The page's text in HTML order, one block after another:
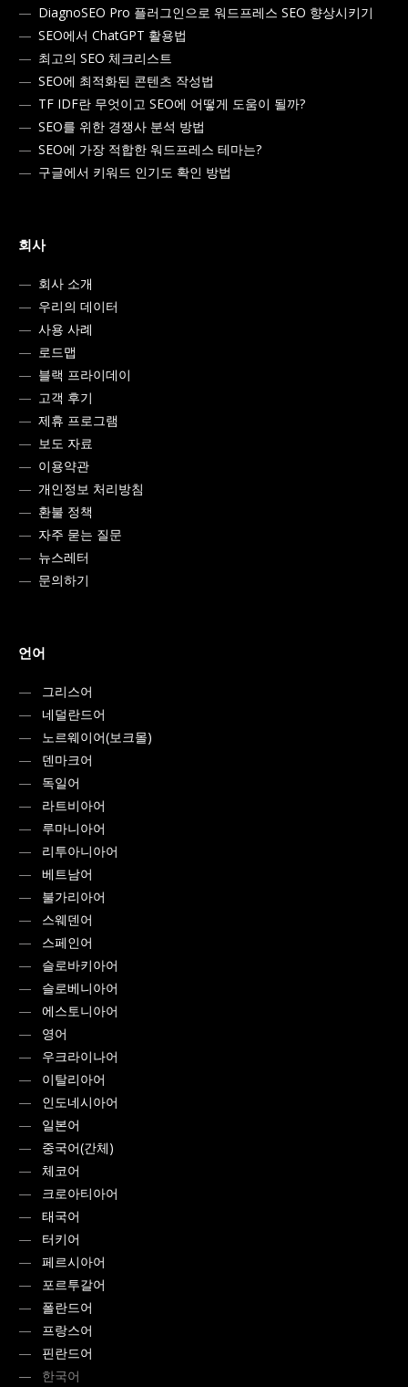
DiagnoSEO Pro 플러그인으로 워드프레스 SEO 향상시키기
SEO에서 ChatGPT 활용법
최고의 SEO 체크리스트
SEO에 최적화된 콘텐츠 작성법
TF IDF란 무엇이고 SEO에 어떻게 도움이 될까?
SEO를 위한 경쟁사 분석 방법
SEO에 가장 적합한 워드프레스 테마는?
구글에서 키워드 인기도 확인 방법
회사
회사 소개
우리의 데이터
사용 사례
로드맵
블랙 프라이데이
고객 후기
제휴 프로그램
보도 자료
이용약관
개인정보 처리방침
환불 정책
자주 묻는 질문
뉴스레터
문의하기
언어
그리스어
네덜란드어
노르웨이어(보크몰)
덴마크어
독일어
라트비아어
루마니아어
리투아니아어
베트남어
불가리아어
스웨덴어
스페인어
슬로바키아어
슬로베니아어
에스토니아어
영어
우크라이나어
이탈리아어
인도네시아어
일본어
중국어(간체)
체코어
크로아티아어
태국어
터키어
페르시아어
포르투갈어
폴란드어
프랑스어
핀란드어
한국어